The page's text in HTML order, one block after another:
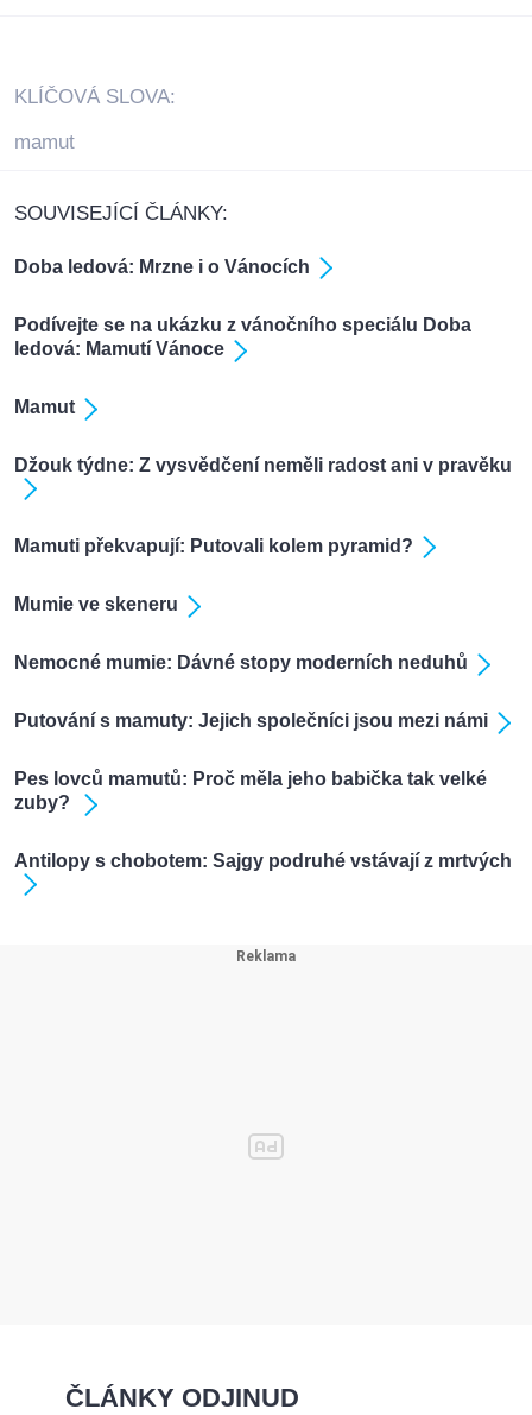
KLÍČOVÁ SLOVA:
mamut
SOUVISEJÍCÍ ČLÁNKY:
Doba ledová: Mrzne i o Vánocích
Podívejte se na ukázku z vánočního speciálu Doba
ledová: Mamutí Vánoce
Mamut
Džouk týdne: Z vysvědčení neměli radost ani v pravěku
Mamuti překvapují: Putovali kolem pyramid?
Mumie ve skeneru
Nemocné mumie: Dávné stopy moderních neduhů
Putování s mamuty: Jejich společníci jsou mezi námi
Pes lovců mamutů: Proč měla jeho babička tak velké
zuby?
Antilopy s chobotem: Sajgy podruhé vstávají z mrtvých
ČLÁNKY ODJINUD